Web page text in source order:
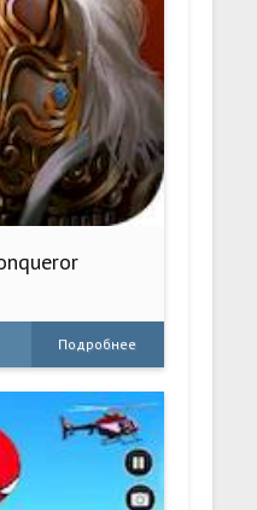
Подробнее